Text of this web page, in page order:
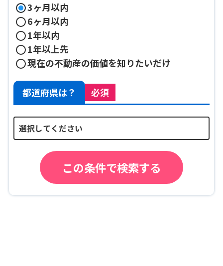
3ヶ月以内
6ヶ月以内
1年以内
1年以上先
現在の不動産の価値を知りたいだけ
都道府県は？ 必須